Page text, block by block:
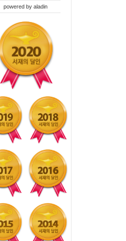
powered by aladin